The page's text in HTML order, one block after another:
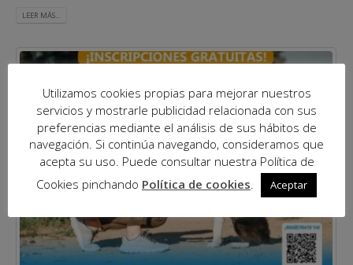
LEER MÁS...
Utilizamos cookies propias para mejorar nuestros
servicios y mostrarle publicidad relacionada con sus
preferencias mediante el análisis de sus hábitos de
navegación. Si continúa navegando, consideramos que
acepta su uso. Puede consultar nuestra Política de
Cookies pinchando Política de cookies. Aceptar